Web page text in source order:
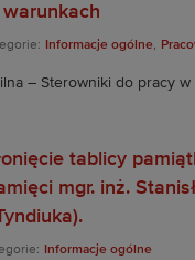
Informacje ogólne,
tablicy
mgr. inż.
Informacje ogólne